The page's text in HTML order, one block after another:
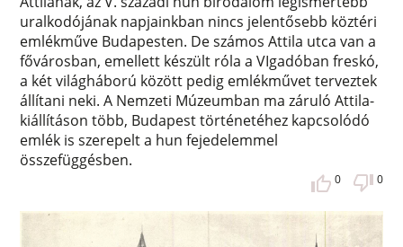
uralkodójának napjainkban nincs jelentősebb köztéri
emlékműve Budapesten. De számos Attila utca van a
fővárosban, emellett készült róla a VIgadóban freskó,
a két világháború között pedig emlékművet terveztek
állítani neki. A Nemzeti Múzeumban ma záruló Attila-
kiállításon több, Budapest történetéhez kapcsolódó
emlék is szerepelt a hun fejedelemmel
összefüggésben.
0 0